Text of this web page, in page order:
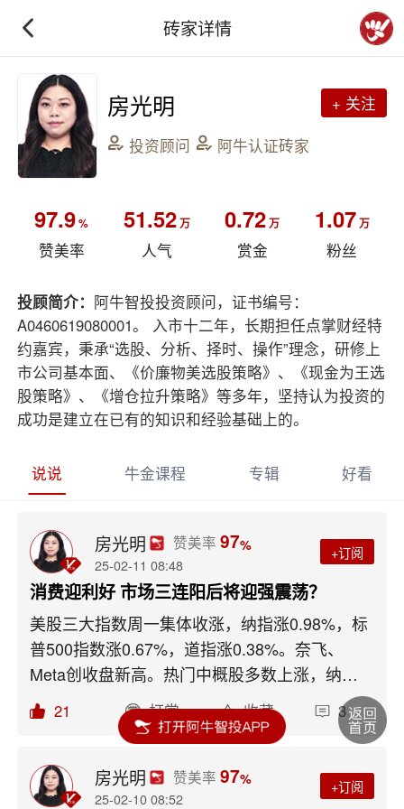
砖家详情
房光明
投资顾问 阿牛认证砖家
+ 关注
97.9%
赞美率
51.52万
人气
0.72万
赏金
1.07万
粉丝
投顾简介： 阿牛智投投资顾问，证书编号：
A0460619080001。 入市十二年，长期担任点掌财经特
约嘉宾，秉承“选股、分析、择时、操作”理念，研修上
市公司基本面、《价廉物美选股策略》、《现金为王选
股策略》、《增仓拉升策略》等多年，坚持认为投资的
成功是建立在已有的知识和经验基础上的。
说说 牛金课程 专辑 好看
房光明 赞美率 97%
25-02-11 08:48
+订阅
消费迎利好 市场三连阳后将迎强震荡？
美股三大指数周一集体收涨，纳指涨0.98%，标
普500指数涨0.67%，道指涨0.38%。奈飞、
Meta创收盘新高。热门中概股多数上涨，纳斯
达克中国金龙指数收涨2.61%，创4个月以来收
盘新高。欧股全线收高，德国DAX30指数收涨
0.57%，英国富时100指数收涨0.77%，均再创
收盘历史新高。周一A股市场全天震荡走高，三
大指数小幅上涨。沪深两市全天成交额1.73万
21 打赏 收藏 3
房光明 赞美率 97%
25-02-10 08:52
+订阅